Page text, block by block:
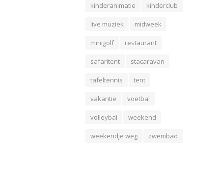
kinderanimatie kinderclub
live muziek midweek
minigolf restaurant
safaritent stacaravan
tafeltennis tent
vakantie voetbal
volleybal weekend
weekendje weg zwembad